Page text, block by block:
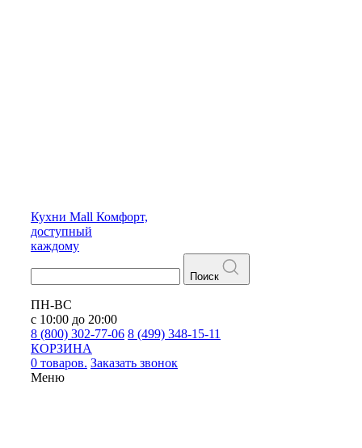
Кухни Mall Комфорт,
доступный
каждому
Поиск
ПН-ВС
с 10:00 до 20:00
8 (800) 302-77-06 8 (499) 348-15-11
КОРЗИНА
0 товаров. Заказать звонок
Меню